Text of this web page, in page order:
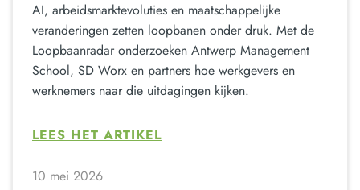
AI, arbeidsmarktevoluties en maatschappelijke
veranderingen zetten loopbanen onder druk. Met de
Loopbaanradar onderzoeken Antwerp Management
School, SD Worx en partners hoe werkgevers en
werknemers naar die uitdagingen kijken.
LEES HET ARTIKEL
10 mei 2026